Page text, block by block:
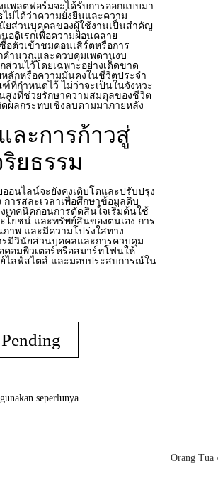
พลตฟอร์มจะได้รับการออกแบบมา
ม่ได้ว่าความยั่งยืนและความ
ยส่วนบุคคลของผู้ใช้งานเป็นสำคัญ
อดิเรกเพื่อความผ่อนคลาย
อตั๋วเข้าชมคอนเสิร์ตหรือการ
คำนวณและควบคุมเพดานงบ
วนไว้โดยเฉพาะอย่างเด็ดขาด
ลักหรือความมั่นคงในชีวิตประจำ
ที่กำหนดไว้ ไม่ว่าจะเป็นในจังหวะ
สูงที่ช่วยรักษาความสมดุลของชีวิต
ผลกระทบเชิงลบตามมาภายหลัง
ละการก้าวสู่
ยธรรม
อนไลน์จะยังคงเติบโตและปรับปรุง
ารสละเวลาเพื่อศึกษาข้อมูลดิบ
เทคนิคก่อนการตัดสินใจเริ่มต้นใช้
โยชน์ และทรัพย์สินของตนเอง การ
าพ และมีความโปร่งใสทาง
มีวินัยส่วนบุคคลและการควบคุม
คอมพิวเตอร์หรือสมาร์ทโฟนให้
ไลฟ์สไตล์ และมอบประสบการณ์ใน
Pending
seperlunya.
Orang Tua